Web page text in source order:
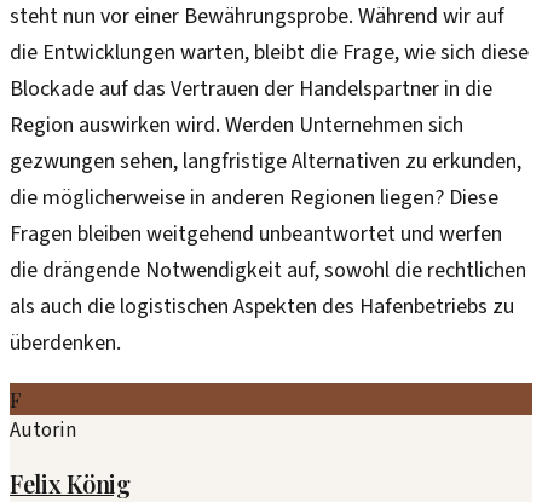
steht nun vor einer Bewährungsprobe. Während wir auf
die Entwicklungen warten, bleibt die Frage, wie sich diese
Blockade auf das Vertrauen der Handelspartner in die
Region auswirken wird. Werden Unternehmen sich
gezwungen sehen, langfristige Alternativen zu erkunden,
die möglicherweise in anderen Regionen liegen? Diese
Fragen bleiben weitgehend unbeantwortet und werfen
die drängende Notwendigkeit auf, sowohl die rechtlichen
als auch die logistischen Aspekten des Hafenbetriebs zu
überdenken.
F
Autorin
Felix König